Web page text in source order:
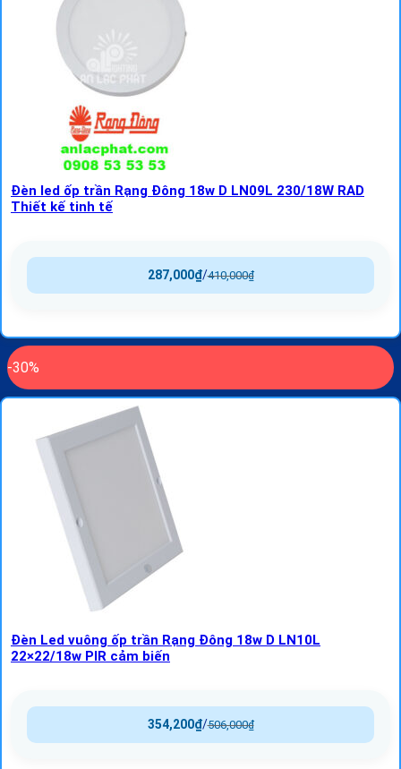
Đèn led ốp trần Rạng Đông 18w D LN09L 230/18W RAD
Thiết kế tinh tế
410,000₫
/
287,000₫
-30%
Đèn Led vuông ốp trần Rạng Đông 18w D LN10L
22×22/18w PIR cảm biến
506,000₫
/
354,200₫